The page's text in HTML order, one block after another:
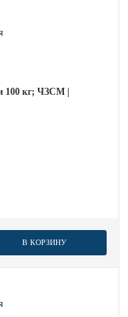
100 кг; ЧЗСМ |
В КОРЗИНУ